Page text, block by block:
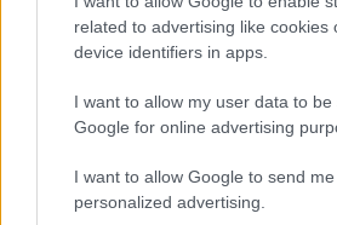
related to advertising like cookies
device identifiers in apps.
I want to allow my user data to be
Google for online advertising
I want to allow Google to send me
personalized advertising.